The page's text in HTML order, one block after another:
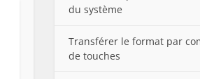
du système
Transférer le format par
de touches